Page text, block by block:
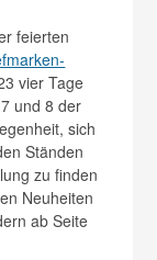
feierten
vier Tage
und 8 der
sich
Ständen
zu finden
Neuheiten
ab Seite